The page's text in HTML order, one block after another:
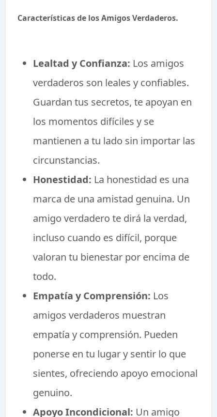
Características de los Amigos Verdaderos.
Lealtad y Confianza: Los amigos
verdaderos son leales y confiables.
Guardan tus secretos, te apoyan en
los momentos difíciles y se
mantienen a tu lado sin importar las
circunstancias.
Honestidad: La honestidad es una
marca de una amistad genuina. Un
amigo verdadero te dirá la verdad,
incluso cuando es difícil, porque
valoran tu bienestar por encima de
todo.
Empatía y Comprensión: Los
amigos verdaderos muestran
empatía y comprensión. Pueden
ponerse en tu lugar y sentir lo que
sientes, ofreciendo apoyo emocional
genuino.
Apoyo Incondicional: Un amigo